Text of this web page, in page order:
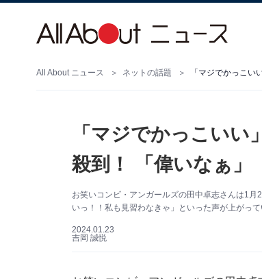
All About ニュース ネットの話題 「マジでかっこ
「マジでかっこい
殺到！ 「偉いなぁ」
お笑いコンビ・アンガールズの田中卓志さんは1
いっ！！私も見習わなきゃ」といった声が上がっ
2024.01.23
吉岡 誠悦